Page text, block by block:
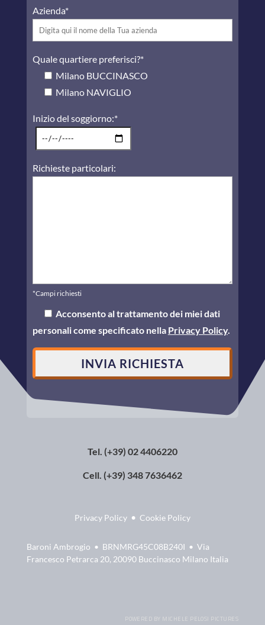
Azienda*
Quale quartiere preferisci?*
Milano BUCCINASCO
Milano NAVIGLIO
Inizio del soggiorno:*
Richieste particolari:
*Campi richiesti
Acconsento al trattamento dei miei dati
personali come specificato nella Privacy Policy.
Tel. (+39) 02 4406220
Cell. (+39) 348 7636462
Privacy Policy• Cookie Policy
Baroni Ambrogio • BRNMRG45C08B240I • Via
Francesco Petrarca 20, 20090 Buccinasco Milano Italia
POWERED BY MICHELE PELOSI PICTURES